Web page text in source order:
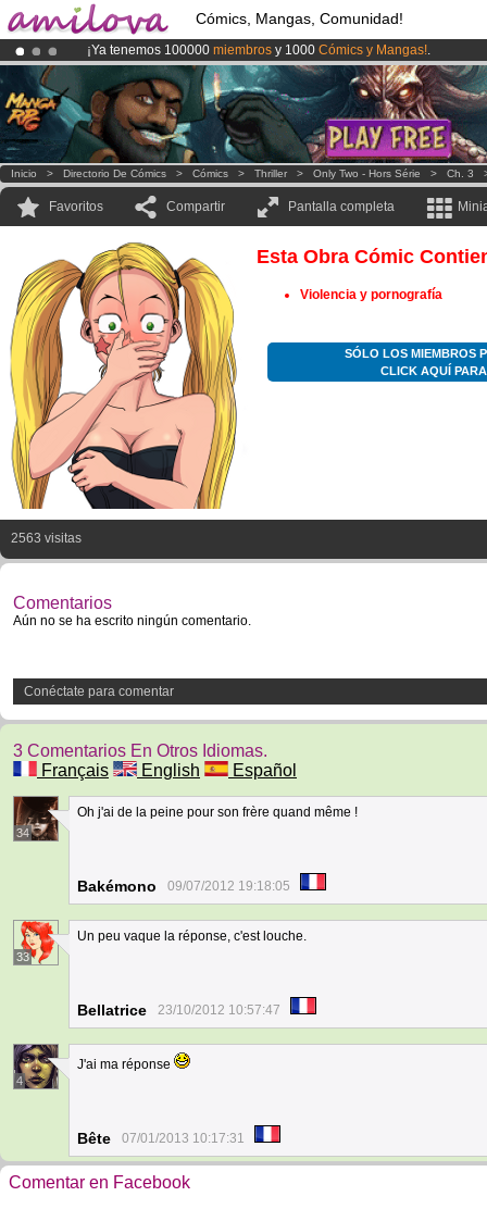
Cómics, Mangas, Comunidad!
¡Ya tenemos 100000 miembros y 1000 Cómics y Mangas!.
¡El Kickstarter Amilova está desormado lanzado!.
¡Conviertete en Premium por3.95 euros al mes!Hazte Premium ya
Inicio > Directorio De Cómics > Cómics > Thriller > Only Two - Hors Série > Ch. 3
Favoritos Compartir Pantalla completa
Esta Obra Cómic
Violencia y pornografía
SÓLO LOS MIEMBROS
CLICK AQUÍ
2563 visitas
Comentarios
Aún no se ha escrito ningún comentario.
Conéctate para comentar
3 Comentarios En Otros Idiomas.
Français
English Español
34
Oh j'ai de la peine pour son frère quand même !
Bakémono 09/07/2012 19:18:05
33
Un peu vaque la réponse, c'est louche.
Bellatrice 23/10/2012 10:57:47
4
J'ai ma réponse
Bête 07/01/2013 10:17:31
Comentar en Facebook